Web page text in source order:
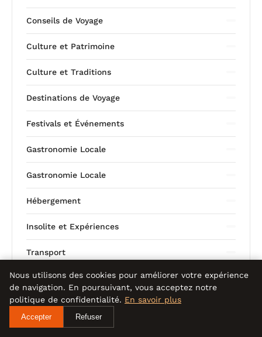
Conseils de Voyage
Culture et Patrimoine
Culture et Traditions
Destinations de Voyage
Festivals et Événements
Gastronomie Locale
Gastronomie Locale
Hébergement
Insolite et Expériences
Transport
Voyage et Tourisme
Écotourisme
Nous utilisons des cookies pour améliorer votre expérience
de navigation. En poursuivant, vous acceptez notre
politique de confidentialité. En savoir plus
Accepter Refuser